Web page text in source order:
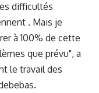
difficultés
. Mais je
à 100% de cette
que prévu", a
le travail des